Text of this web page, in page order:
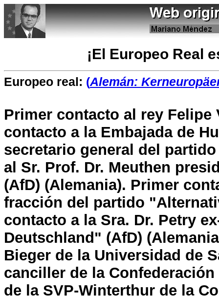
¡El Europeo Real
Europeo real: (Alemán:
Primer contacto al rey Felipe
contacto a la Embajada de
secretario general del
al Sr. Prof. Dr. Meuthen
(AfD) (Alemania). Primer
fracción del partido
contacto a la Sra. Dr. Petry
Deutschland" (AfD)
Bieger de la Universidad de
canciller de la
de la SVP-Winterthur de la